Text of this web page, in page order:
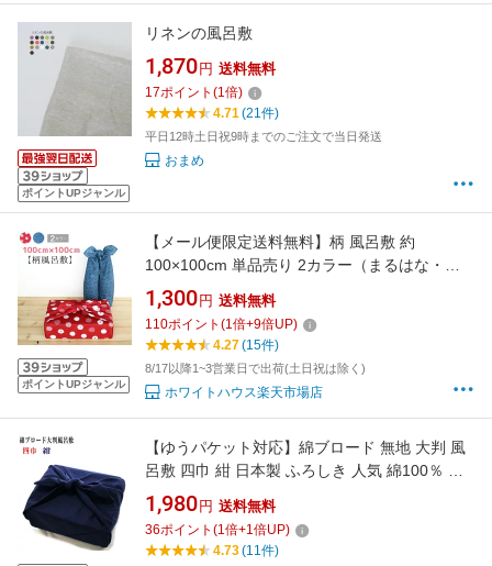
ポイントUPジャンル
リネンの風呂敷
1,870 円 送料無料
17ポイント (1倍)
4.71(21件)
平日12時土日祝9時までのご注文で当日発送
おまめ
ポイントUPジャンル
【メール便限定送料無料】柄 風呂敷 約
100×100cm 単品売り 2カラー（まるはな・ロ
クカク） furoshiki 大判 厚手【 赤 紺 大判風呂
敷 100cm ふろしき 風呂敷 旅行 パッキング 推
し活 大判 柄 かわいい 花柄 和柄 青 紅 花 水玉
1,300 円 送料無料
110ポイント (1倍+9倍UP)
4.27(15件)
8/17以降1~3営業日で出荷(土日祝は除く)
ホワイトハウス楽天市場店
【ゆうパケット対応】綿ブロード 無地 大判 風
呂敷 四巾 紺 日本製 ふろしき 人気 綿100％ 包
み物 4巾 126cm
1,980 円 送料無料
36ポイント (1倍+1倍UP)
4.73(11件)